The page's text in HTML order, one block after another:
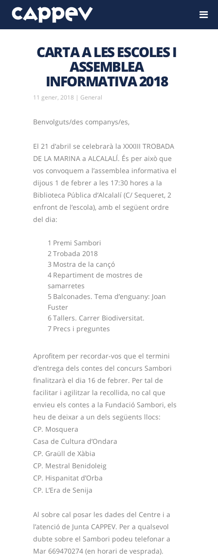
CARTA A LES ESCOLES I
ASSEMBLEA
INFORMATIVA 2018
11 gener, 2018 | General
Benvolguts/des companys/es,
El 21 d’abril se celebrarà la XXXIII TROBADA
DE LA MARINA a ALCALALÍ. És per això que
vos convoquem a l’assemblea informativa el
dijous 1 de febrer a les 17:30 hores a la
Biblioteca Pública d’Alcalalí (C/ Sequeret, 2
enfront de l’escola), amb el següent ordre
del dia:
Premi Sambori
Trobada 2018
Mostra de la cançó
Repartiment de mostres de
samarretes
Balconades. Tema d’enguany: Joan
Fuster
Tallers. Carrer Biodiversitat.
Precs i preguntes
Aprofitem per recordar-vos que el termini
d’entrega dels contes del concurs Sambori
finalitzarà el dia 16 de febrer. Per tal de
facilitar i agilitzar la recollida, no cal que
envieu els contes a la Fundació Sambori, els
heu de deixar a un dels següents llocs:
CP. Mosquera
Casa de Cultura d’Ondara
CP. Graüll de Xàbia
CP. Mestral Benidoleig
CP. Hispanitat d’Orba
CP. L’Era de Senija
Al sobre cal posar les dades del Centre i a
l’atenció de Junta CAPPEV. Per a qualsevol
dubte sobre el Sambori podeu telefonar a
Mar 669470274 (en horari de vesprada).